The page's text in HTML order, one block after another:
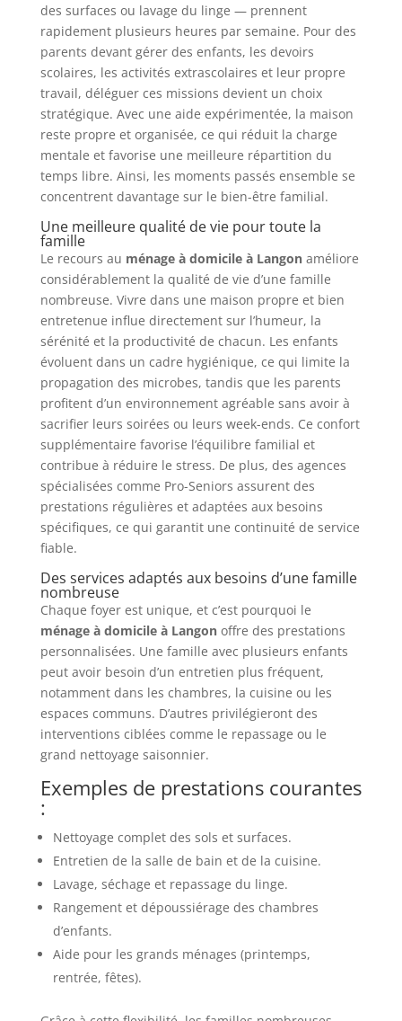
des surfaces ou lavage du linge — prennent
rapidement plusieurs heures par semaine. Pour des
parents devant gérer des enfants, les devoirs
scolaires, les activités extrascolaires et leur propre
travail, déléguer ces missions devient un choix
stratégique. Avec une aide expérimentée, la maison
reste propre et organisée, ce qui réduit la charge
mentale et favorise une meilleure répartition du
temps libre. Ainsi, les moments passés ensemble se
concentrent davantage sur le bien-être familial.
Une meilleure qualité de vie pour toute la
famille
Le recours au ménage à domicile à Langonaméliore
considérablement la qualité de vie d’une famille
nombreuse. Vivre dans une maison propre et bien
entretenue influe directement sur l’humeur, la
sérénité et la productivité de chacun. Les enfants
évoluent dans un cadre hygiénique, ce qui limite la
propagation des microbes, tandis que les parents
profitent d’un environnement agréable sans avoir à
sacrifier leurs soirées ou leurs week-ends. Ce confort
supplémentaire favorise l’équilibre familial et
contribue à réduire le stress. De plus, des agences
spécialisées comme Pro-Seniors assurent des
prestations régulières et adaptées aux besoins
spécifiques, ce qui garantit une continuité de service
fiable.
Des services adaptés aux besoins d’une famille
nombreuse
Chaque foyer est unique, et c’est pourquoi le
ménage à domicile à Langonoffre des prestations
personnalisées. Une famille avec plusieurs enfants
peut avoir besoin d’un entretien plus fréquent,
notamment dans les chambres, la cuisine ou les
espaces communs. D’autres privilégieront des
interventions ciblées comme le repassage ou le
grand nettoyage saisonnier.
Exemples de prestations courantes
:
Nettoyage complet des sols et surfaces.
Entretien de la salle de bain et de la cuisine.
Lavage, séchage et repassage du linge.
Rangement et dépoussiérage des chambres
d’enfants.
Aide pour les grands ménages (printemps,
rentrée, fêtes).